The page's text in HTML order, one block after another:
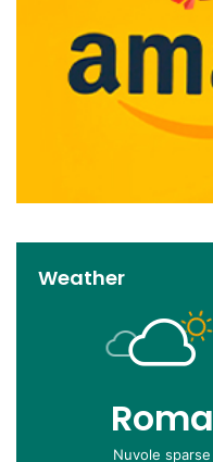
Weather
Roma
Nuvole sparse